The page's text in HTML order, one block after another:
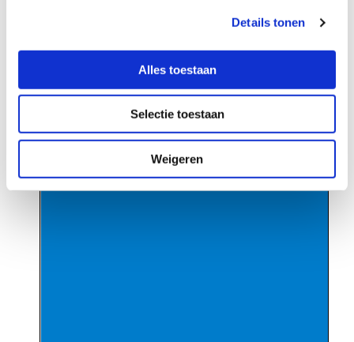
Details tonen
Alles toestaan
Selectie toestaan
Weigeren